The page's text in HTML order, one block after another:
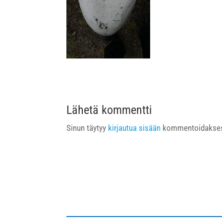
Lähetä kommentti
Sinun täytyy kirjautua sisään